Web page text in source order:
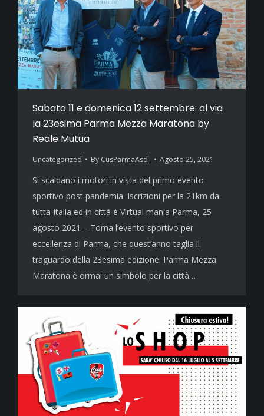
Sabato 11 e domenica 12 settembre: al via
la 23esima Parma Mezza Maratona by
Reale Mutua
Uncategorized By CusParmaAsd_ Agosto 25, 2021
Si scaldano i motori in vista del primo evento
sportivo post pandemia. Iscrizioni per la 21km da
tutta Italia ed in città è Virtual mania Parma, 25
agosto 2021 – Torna l’evento sportivo per
eccellenza di Parma, che quest’anno taglia il
traguardo della 23esima edizione. Parma Mezza
Maratona è ormai un simbolo per la città…